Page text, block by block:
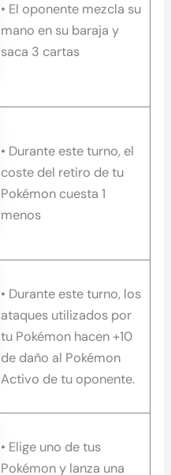
• El oponente mezcla su
mano en su baraja y
saca 3 cartas
• Durante este turno, el
coste del retiro de tu
Pokémon cuesta 1
menos
• Durante este turno, los
ataques utilizados por
tu Pokémon hacen +10
de daño al Pokémon
Activo de tu oponente.
• Elige uno de tus
Pokémon y lanza una